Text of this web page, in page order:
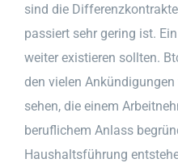
sind die
passiert sehr gering ist.
weiter existieren sollten.
den vielen
sehen, die einem
beruflichem Anlass
Haushaltsführung